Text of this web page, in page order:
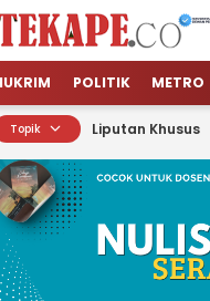
Informasi Kita
POLITIK METRO
Topik Liputan Khusus